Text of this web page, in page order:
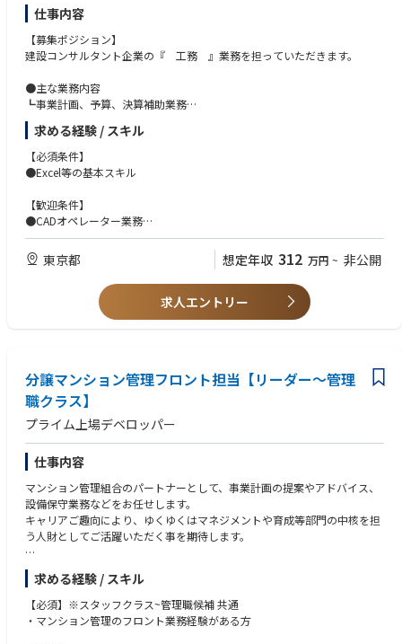
仕事内容
【募集ポジション】
建設コンサルタント企業の『 工務 』業務を担っていただきます。
●主な業務内容
┗事業計画、予算、決算補助業務
┗社内手続き（社内稟議、外注処理等）
┗文書管理、各種資料作成
┗部門間・部内調整業務
┗CADオペレーター業務（未経験でも可）
※1：上記兼務は「可能であれば」であり、できなくても可
※建設コンサルとは※
公共のインフラストラクチャー、道路や橋、ダム、堤防、港湾、空港、上
下水道などの計画・調査・設計など国や自治体に対し技術コンサルティン
グを行う企業です。
公共工事において、設計・施工分離の原則があり、設計者と施工者は分離
求める経験 / スキル
【必須条件】
●Excel等の基本スキル
【歓迎条件】
●CADオペレーター業務
●英語（海外要員の方もいるため、英文の読み書きができる方。
（スピーキングはできなくて問題なし）
※英語スキルについては、国内要員対応の場合は、英語スキル不要です
が、配属部署によって海外要員の方を対応する場合は日本語が話せない方
がいらっしゃるため、契約書などを英文でお渡しする場合もございますの
で、英文の読み書きができる方はより歓迎しております。
東京都 想定年収 312 万円 ~ 非公開
求人エントリー
分譲マンション管理フロント担当【リーダー～管理
職クラス】
プライム上場デベロッパー
仕事内容
マンション管理組合のパートナーとして、事業計画の提案やアドバイス、
設備保守業務などをお任せします。
キャリアご趣向により、ゆくゆくはマネジメントや育成等部門の中核を担
う人財としてご活躍いただく事を期待します。
【具体的な職務内容】
●マンション管理組合への企画、提案、運営アドバイス
●予算の作成・総会、理事会の出席など
●現場に常駐しているサポートスタッフとの連絡業務
求める経験 / スキル
【必須】※スタッフクラス~管理職候補 共通
・マンション管理のフロント業務経験がある方